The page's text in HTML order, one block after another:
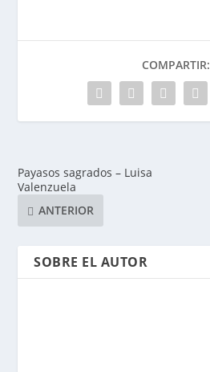
COMPARTIR:
Payasos sagrados – Luisa
Valenzuela
ANTERIOR
SOBRE EL AUTOR